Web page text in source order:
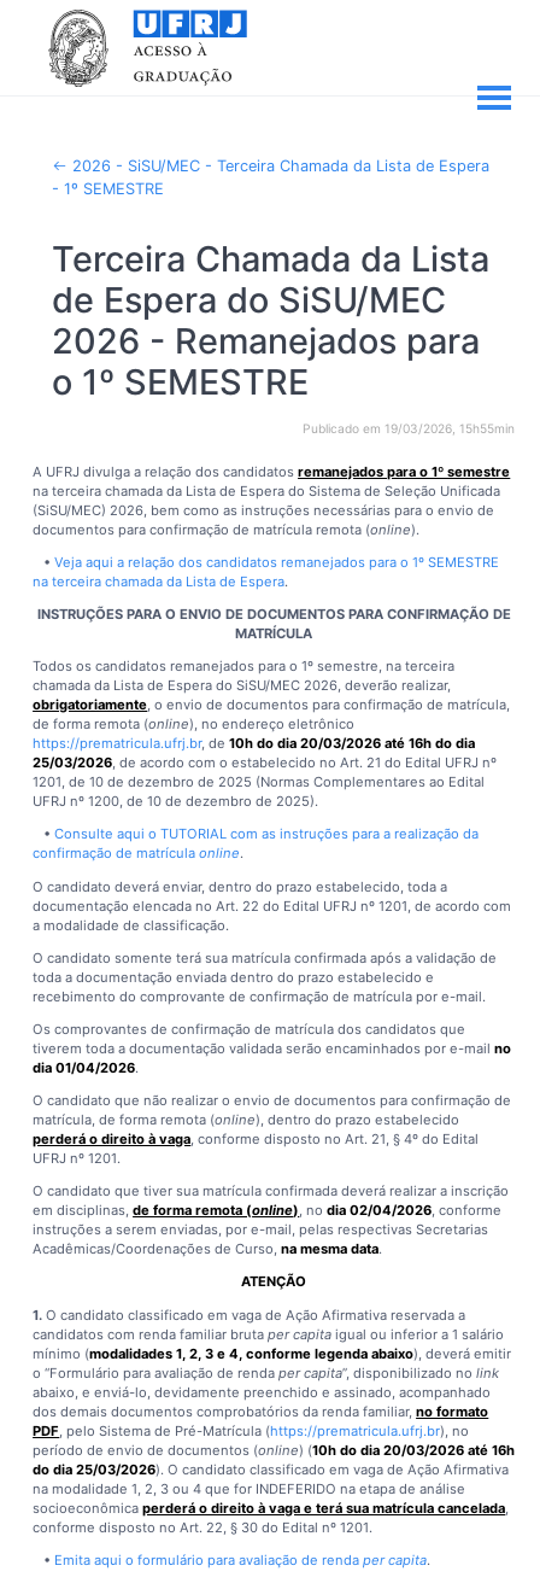
2026 - SiSU/MEC - Terceira Chamada da Lista de Espera
- 1º SEMESTRE
Terceira Chamada da Lista
de Espera do SiSU/MEC
2026 - Remanejados para
o 1º SEMESTRE
Publicado em 19/03/2026, 15h55min
A UFRJ divulga a relação dos candidatosremanejados para o 1º semestre
na terceira chamada da Lista de Espera do Sistema de Seleção Unificada
(SiSU/MEC) 2026, bem como as instruções necessárias para o envio de
documentos para confirmação de matrícula remota (online).
•Veja aqui a relação dos candidatos remanejados para o 1º SEMESTRE
na terceira chamada da Lista de Espera.
INSTRUÇÕES PARA O ENVIO DE DOCUMENTOS PARA CONFIRMAÇÃO DE
MATRÍCULA
Todos os candidatos remanejados para o 1º semestre, na terceira
chamada da Lista de Espera do SiSU/MEC 2026, deverão realizar,
obrigatoriamente, o envio de documentos para confirmação de matrícula,
de forma remota (online), no endereço eletrônico
https://prematricula.ufrj.br, de10h do dia 20/03/2026 até 16h do dia
25/03/2026, de acordo com o estabelecido no Art. 21 do Edital UFRJ nº
1201, de 10 de dezembro de 2025 (Normas Complementares ao Edital
UFRJ nº 1200, de 10 de dezembro de 2025).
•Consulte aqui o TUTORIAL com as instruções para a realização da
confirmação de matrículaonline.
O candidato deverá enviar, dentro do prazo estabelecido, toda a
documentação elencada no Art. 22 do Edital UFRJ nº 1201, de acordo com
a modalidade de classificação.
O candidato somente terá sua matrícula confirmada após a validação de
toda a documentação enviada dentro do prazo estabelecido e
recebimento do comprovante de confirmação de matrícula por e-mail.
Os comprovantes de confirmação de matrícula dos candidatos que
tiverem toda a documentação validada serão encaminhados por e-mailno
dia 01/04/2026.
O candidato que não realizar o envio de documentos para confirmação de
matrícula, de forma remota (online), dentro do prazo estabelecido
perderá o direito à vaga, conforme disposto no Art. 21, § 4º do Edital
UFRJ nº 1201.
O candidato que tiver sua matrícula confirmada deverá realizar a inscrição
em disciplinas,de forma remota (online), nodia 02/04/2026, conforme
instruções a serem enviadas, por e-mail, pelas respectivas Secretarias
Acadêmicas/Coordenações de Curso,na mesma data.
ATENÇÃO
1. O candidato classificado em vaga de Ação Afirmativa reservada a
candidatos com renda familiar brutaper capita igual ou inferior a 1 salário
mínimo (modalidades 1, 2, 3 e 4, conforme legenda abaixo), deverá emitir
o “Formulário para avaliação de rendaper capita”, disponibilizado nolink
abaixo, e enviá-lo, devidamente preenchido e assinado, acompanhado
dos demais documentos comprobatórios da renda familiar,no formato
PDF , pelo Sistema de Pré-Matrícula (https://prematricula.ufrj.br), no
período de envio de documentos (online) (10h do dia 20/03/2026 até 16h
do dia 25/03/2026). O candidato classificado em vaga de Ação Afirmativa
na modalidade 1, 2, 3 ou 4 que for INDEFERIDO na etapa de análise
socioeconômicaperderá o direito à vaga e terá sua matrícula cancelada
conforme disposto no Art. 22, § 30 do Edital nº 1201.
• Emita aqui o formulário para avaliação de rendaper capita.